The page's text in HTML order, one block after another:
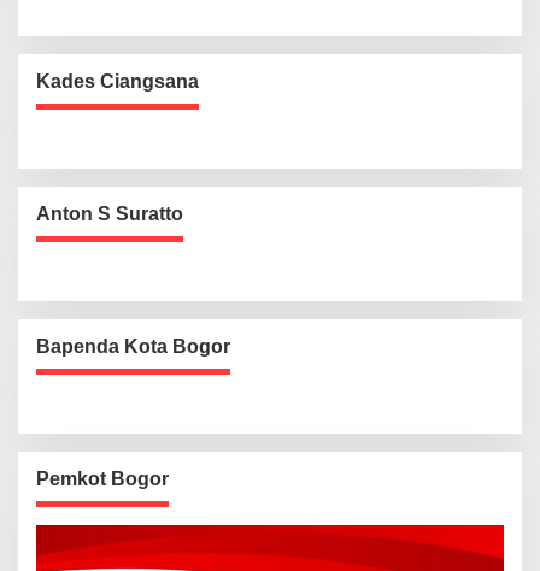
Kades Ciangsana
Anton S Suratto
Bapenda Kota Bogor
Pemkot Bogor